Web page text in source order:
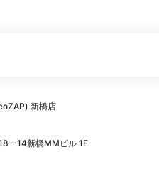
新橋店
ー14新橋MMビル 1F